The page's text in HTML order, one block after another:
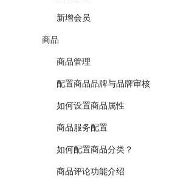
新增会员
商品
商品管理
配置商品品牌与品牌审核
如何设置商品属性
商品服务配置
如何配置商品分类？
商品评论功能介绍